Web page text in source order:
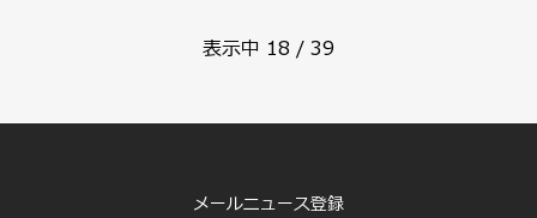
表示中 18 / 39
メールニュース登録